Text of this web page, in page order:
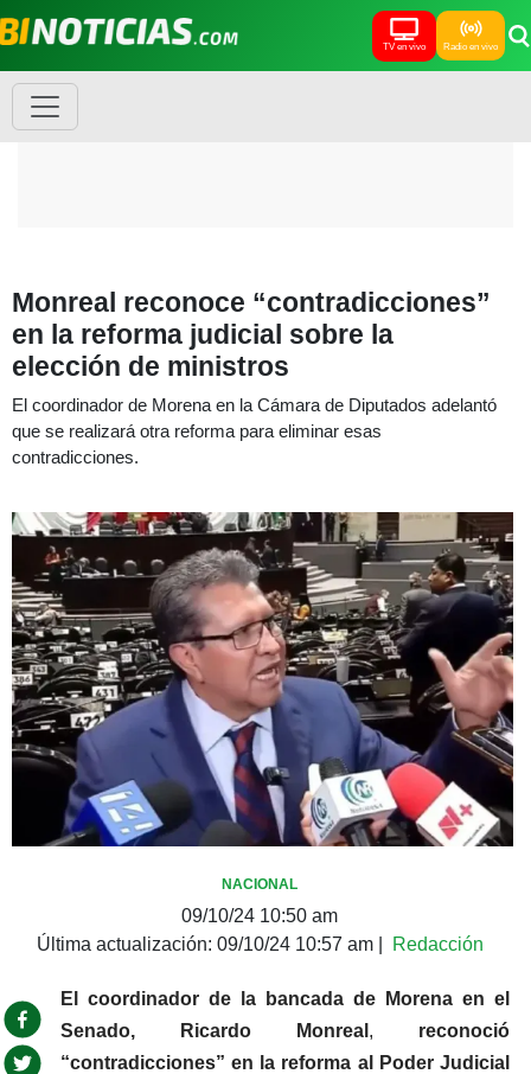
TV en vivo Radio en vivo
Monreal reconoce “contradicciones”
en la reforma judicial sobre la
elección de ministros
El coordinador de Morena en la Cámara de Diputados adelantó
que se realizará otra reforma para eliminar esas
contradicciones.
NACIONAL
09/10/24 10:50 am
Última actualización: 09/10/24 10:57 am| Redacción
El coordinador de la bancada de Morena en el
Senado, Ricardo Monreal , reconoció
“contradicciones” en la reforma al Poder Judicial